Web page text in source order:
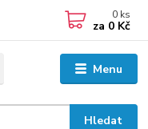
Menu
Hledat
0 ks
za 0 Kč